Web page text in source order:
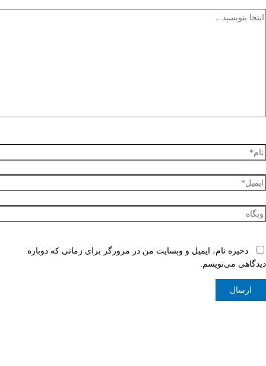
ذخیره نام، ایمیل و وبسایت من در مرورگر برای زمانی که دوباره
می‌نویسم.